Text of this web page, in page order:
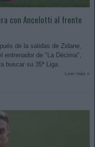
con Ancelotti al frente
de la salidas de Zidane,
entrenador de "La Décima",
buscar su 35ª Liga.
Leer más »